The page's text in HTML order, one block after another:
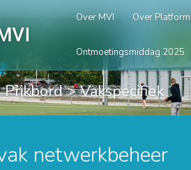
Over MVI Over Platform
Ontmoetingsmiddag 2025
Prikbord> Vakspecifiek
netwerkbeheer